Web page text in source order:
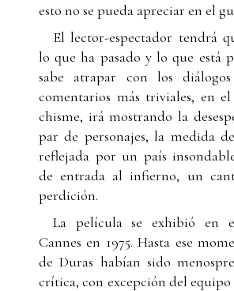
esto no se pueda apreciar en el
El lector-espectador tendrá
lo que ha pasado y lo que está
sabe atrapar con los
comentarios más triviales, en
chisme, irá mostrando la
par de personajes, la medida
reflejada por un país
de entrada al infierno, un
perdición.
La película se exhibió en
Cannes en 1975. Hasta ese
de Duras habían sido
crítica, con excepción del